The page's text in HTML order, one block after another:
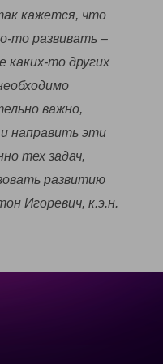
кажется, что
то развивать –
каких-то других
важно,
направить эти
тех задач,
развитию
Игоревич, к.э.н.